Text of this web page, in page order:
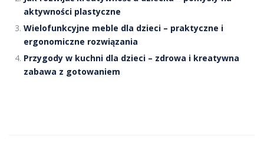
aktywności plastyczne
Wielofunkcyjne meble dla dzieci – praktyczne i
ergonomiczne rozwiązania
Przygody w kuchni dla dzieci – zdrowa i kreatywna
zabawa z gotowaniem